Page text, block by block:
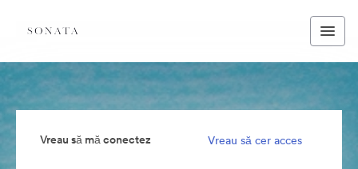
Vreau să mă conectez Vreau să cer acces